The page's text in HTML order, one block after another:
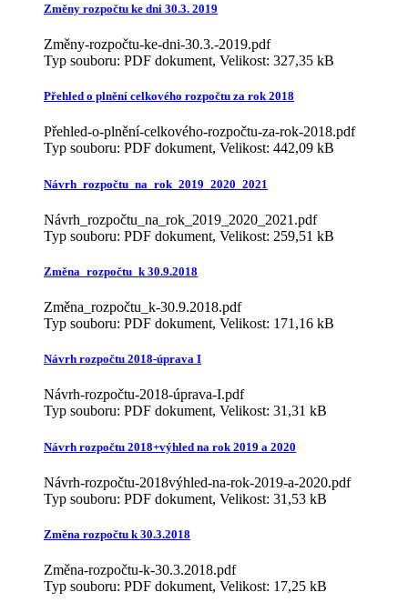
Změny rozpočtu ke dni 30.3. 2019
Změny-rozpočtu-ke-dni-30.3.-2019.pdf
Typ souboru: PDF dokument, Velikost: 327,35 kB
Přehled o plnění celkového rozpočtu za rok 2018
Přehled-o-plnění-celkového-rozpočtu-za-rok-2018.pdf
Typ souboru: PDF dokument, Velikost: 442,09 kB
Návrh_rozpočtu_na_rok_2019_2020_2021
Návrh_rozpočtu_na_rok_2019_2020_2021.pdf
Typ souboru: PDF dokument, Velikost: 259,51 kB
Změna_rozpočtu_k 30.9.2018
Změna_rozpočtu_k-30.9.2018.pdf
Typ souboru: PDF dokument, Velikost: 171,16 kB
Návrh rozpočtu 2018-úprava I
Návrh-rozpočtu-2018-úprava-I.pdf
Typ souboru: PDF dokument, Velikost: 31,31 kB
Návrh rozpočtu 2018+výhled na rok 2019 a 2020
Návrh-rozpočtu-2018výhled-na-rok-2019-a-2020.pdf
Typ souboru: PDF dokument, Velikost: 31,53 kB
Změna rozpočtu k 30.3.2018
Změna-rozpočtu-k-30.3.2018.pdf
Typ souboru: PDF dokument, Velikost: 17,25 kB